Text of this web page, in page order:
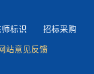
师标识 招标采购
站意见反馈